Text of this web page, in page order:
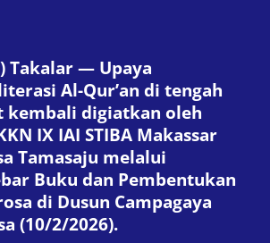
Takalar — Upaya
Al-Qur’an di tengah
kembali digiatkan oleh
IX IAI STIBA Makassar
Tamasaju melalui
Buku dan Pembentukan
di Dusun Campagaya
(10/2/2026).